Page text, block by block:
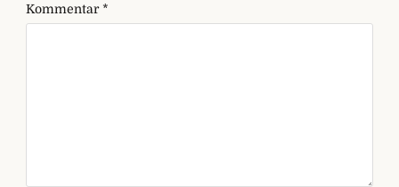
Kommentar *